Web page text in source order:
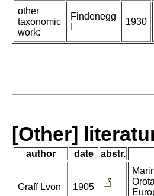
other
taxonomic
work:
Findenegg
1930
[Other]
author date abstr.
Graff Lvon 1905